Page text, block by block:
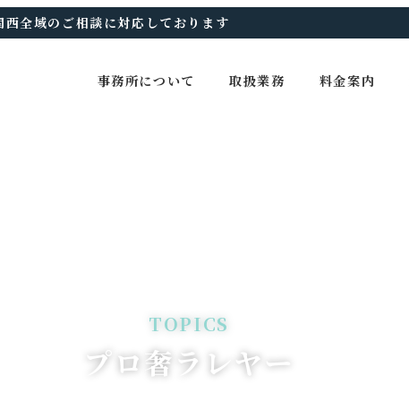
全域のご相談に対応しております
事務所について 取扱業務 料金案内
プロ奢ラレヤー